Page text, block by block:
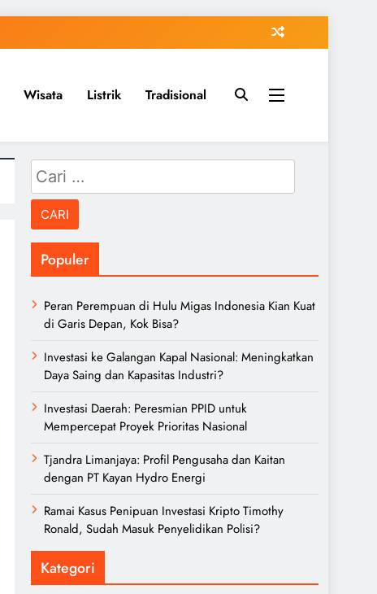
Wisata Listrik Tradisional
Cari
untuk:
Populer
Peran Perempuan di Hulu Migas Indonesia Kian Kuat
di Garis Depan, Kok Bisa?
Investasi ke Galangan Kapal Nasional: Meningkatkan
Daya Saing dan Kapasitas Industri?
Investasi Daerah: Peresmian PPID untuk
Mempercepat Proyek Prioritas Nasional
Tjandra Limanjaya: Profil Pengusaha dan Kaitan
dengan PT Kayan Hydro Energi
Ramai Kasus Penipuan Investasi Kripto Timothy
Ronald, Sudah Masuk Penyelidikan Polisi?
Kategori